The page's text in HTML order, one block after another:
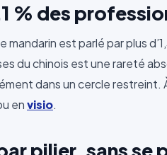
% des
est parlé par plus
du chinois est une rareté
dans un cercle restreint.
envisio.
pilier, sans se